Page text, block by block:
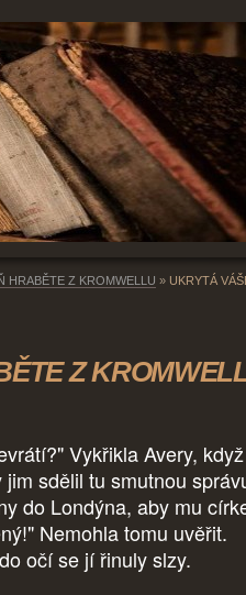
HRABĚTE Z KROMWELLU » UKRYTÁ
Z
Vykřikla Avery, když
sdělil tu smutnou
do Londýna, aby mu
Nemohla tomu uvěřit.
očí se jí řinuly slzy.